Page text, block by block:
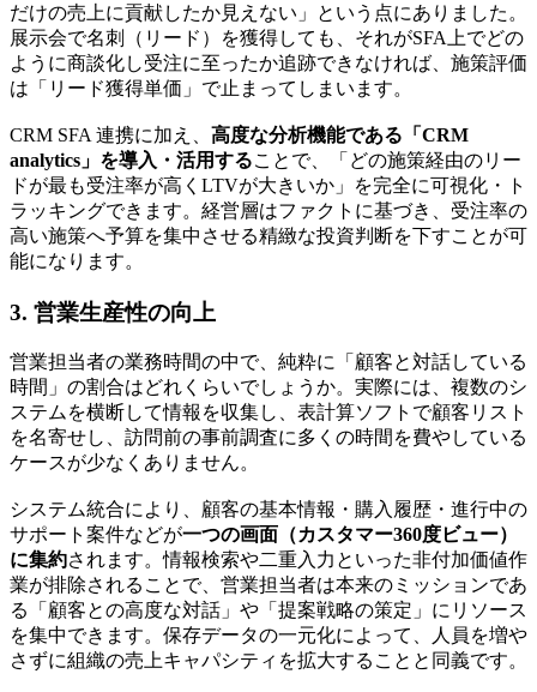
だけの売上に貢献したか見えない」という点にありました。
展示会で名刺（リード）を獲得しても、それがSFA上でどの
ように商談化し受注に至ったか追跡できなければ、施策評価
は「リード獲得単価」で止まってしまいます。
CRM SFA 連携に加え、 高度な分析機能である「CRM
analytics」を導入・活用することで、「どの施策経由のリー
ドが最も受注率が高くLTVが大きいか」を完全に可視化・ト
ラッキングできます。経営層はファクトに基づき、受注率の
高い施策へ予算を集中させる精緻な投資判断を下すことが可
能になります。
3. 営業生産性の向上
営業担当者の業務時間の中で、純粋に「顧客と対話している
時間」の割合はどれくらいでしょうか。実際には、複数のシ
ステムを横断して情報を収集し、表計算ソフトで顧客リスト
を名寄せし、訪問前の事前調査に多くの時間を費やしている
ケースが少なくありません。
システム統合により、顧客の基本情報・購入履歴・進行中の
サポート案件などが一つの画面（カスタマー360度ビュー）
に集約されます。情報検索や二重入力といった非付加価値作
業が排除されることで、営業担当者は本来のミッションであ
る「顧客との高度な対話」や「提案戦略の策定」にリソース
を集中できます。保存データの一元化によって、
人員を増や
さずに組織の売上キャパシティを拡大すること と同義です。